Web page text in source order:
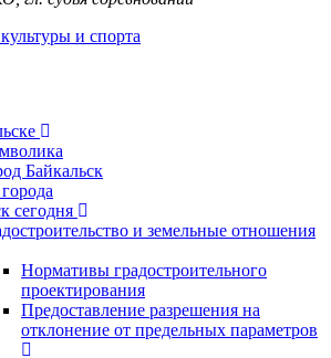
и спорта
Байкальск
сегодня
и земельные отношения
Нормативы градостроительного
проектирования
Предоставление разрешения на
отклонение от предельных параметров